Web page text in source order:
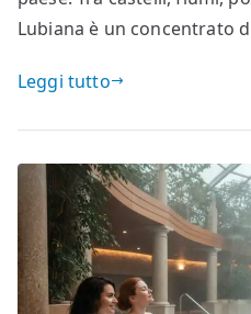
Lubiana è un concentrato
Leggi tutto